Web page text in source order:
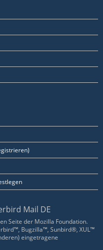
Mail DE
Seite der Mozilla Foundation.
Bugzilla™, Sunbird®, XUL™
eingetragene